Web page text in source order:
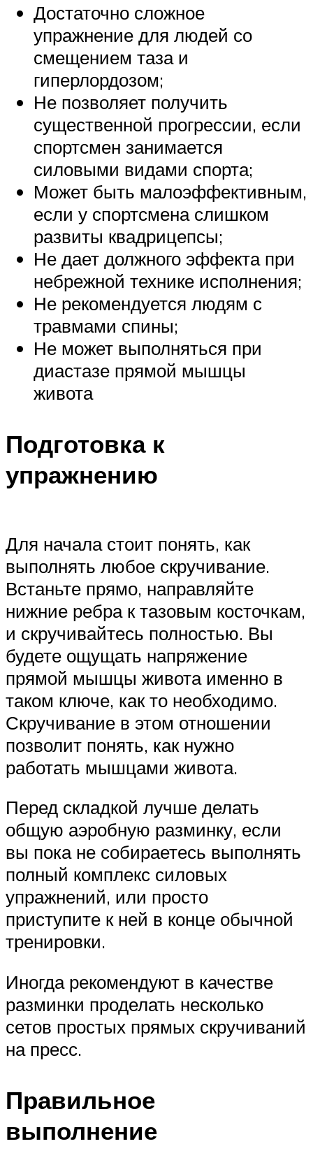
Достаточно сложное
упражнение для людей со
смещением таза и
гиперлордозом;
Не позволяет получить
существенной прогрессии, если
спортсмен занимается
силовыми видами спорта;
Может быть малоэффективным,
если у спортсмена слишком
развиты квадрицепсы;
Не дает должного эффекта при
небрежной технике исполнения;
Не рекомендуется людям с
травмами спины;
Не может выполняться при
диастазе прямой мышцы
живота
Подготовка к
упражнению
Для начала стоит понять, как
выполнять любое скручивание.
Встаньте прямо, направляйте
нижние ребра к тазовым косточкам,
и скручивайтесь полностью. Вы
будете ощущать напряжение
прямой мышцы живота именно в
таком ключе, как то необходимо.
Скручивание в этом отношении
позволит понять, как нужно
работать мышцами живота.
Перед складкой лучше делать
общую аэробную разминку, если
вы пока не собираетесь выполнять
полный комплекс силовых
упражнений, или просто
приступите к ней в конце обычной
тренировки.
Иногда рекомендуют в качестве
разминки проделать несколько
сетов простых прямых скручиваний
на пресс.
Правильное
выполнение